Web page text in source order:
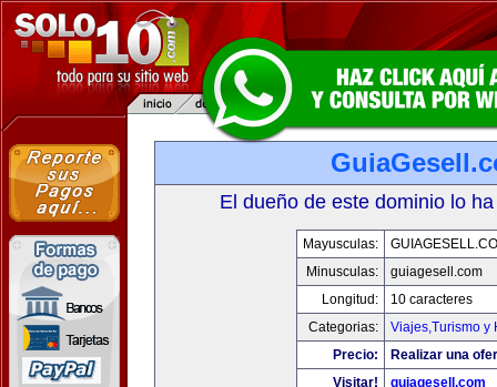
El dueño de este dominio lo
Mayusculas:
Minusculas:
guiagesell.com
Longitud:
10 caracteres
Categorias:
Viajes,Turismo y
Precio:
Realizar una
Visitar!
guiagesell.com